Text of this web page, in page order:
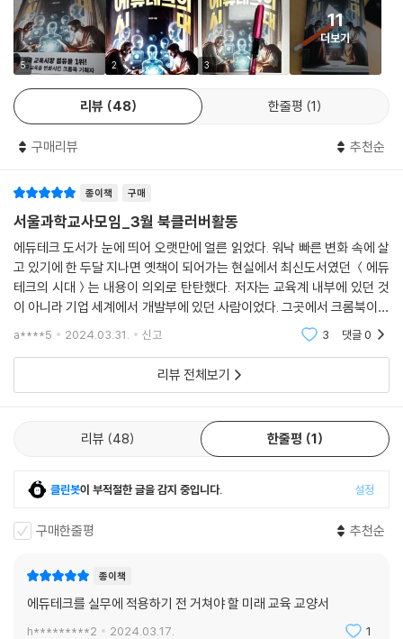
기술은 가치중립적이다. 기술 자체는 무언가를 선호하지도 않고, 특정한
방향을 추구하지도 않는다. 하지만 기술을 만들고 사용하는 인간은 그렇지
않다. 우리가 기술을 교육에 활용할 때 어떤 생각과 가치관으로 임하는가
는 매우 중요하다. 교육에 적용되는 기술은 학생들에게 무비판적으로 받아
들여지고 사용될 가능성이 크므로 더더욱 기술이 가지는 방향성을 잘 살펴
봐야 한다.
--- p.205
기술은 살아 있는 유기체와 같다. 경쟁력이 있는 기술은 스스로 살아남을
길을 찾아낸다. 기술이 교육에 사용될 길이 열리면서 앞으로는 지금보다
훨씬 더 다양한 기술이 학교로 들어올 것이다. 쉬운 기술이 중요하다는 건
이론의 여지가 없지만, 단지 편리하다는 이유로 또는 기능이 뛰어나다는
이유로 교육에 기술이 적용돼서는 안 된다. 철저하게 ‘교육의 목적’에 기여
하는 기술이라야 한다.
--- p.217
기업은 효율성과 생산성을 최고의 가치로 여긴다. 그래서 효율성과 생산성
을 높이는 기술을 적극적으로 도입하고 받아들였다. 교육 현장은 이와 달
라야 한다. 좀 더 고민하고 좀 더 선별하여 꼭 필요한 기술을 찾아내고 적용
해야 한다. 효율성과 생산성이 아니라 ‘사람을 길러내는 일’에 사용되는 기
--- p.218
교육을 위해 개발되고 적용되는 기술 역시 무엇보다 현재 교육이 지향하는
교육의 궁극적인 방향성에 기여하는 것을 첫 번째 목적으로 삼아야 한다.
--- p.226
기술은 교육의 목적을 이루기 위한 수단이다
이 책에서는 교육에 기술을 적용하는 과정 전반에 걸쳐 큰 방향을 제시하
고 있다. 스마트 기기, 전자칠판, 다양한 소프트웨어 등 교육에 활용될 수
있는 기술적 요소들을 통틀어 ‘기술적 도구’라는 용어로 표현했다. 기술이
교육의 목적을 이루기 위한 수단임을 강조하고, 교사나 학생들이 주체적으
로 사용해야 하는 도구임을 표현하고 있다. 무엇보다 학교의 현실을 정확
『에듀테크의 시대』는 급변하는 기술, 특히 AI 환경에서 학교 교육과 테크
놀로지가 어떻게 상호작용하며 활용되어야 하는가에 대해 탁월한 분석과
날카로운 해법을 제시하고 있다. ‘교육적 기술은 무엇이며, 기술적 교육은
무엇인가’에 대한 통찰력이 필요한 대한민국 선생님과 효과적인 시스템 정
립과 구축이 필요한 교육부·청 및 에듀테크 기업 관계자들에게 진심으로
이 책을 추천한다.
- 정성윤 (前 대구 중앙중학교 교장, IB World School)
공교육 현장에서 교육혁신을 이끄는 저자가 제시하는 ‘교육과 기술 인사이
트’를 통해 미래 교육의 방향성을 생각할 수 있는 책이다. 이 책을 통해 학
대해 알아가고, 급변하는 교육 환경에서 앞으로 공교육이 나아가야 할 방
향에 대해 확실히 이해할 수 있다.
- 조기성 (서울 계성초등학교 교사)
5 2 3
11
더보기
리뷰 48 한줄평 1
구매리뷰 추천순
종이책 구매
서울과학교사모임_3월 북클러버활동
에듀테크 도서가 눈에 띄어 오랫만에 얼른 읽었다. 워낙 빠른 변화 속에 살
고 있기에 한 두달 지나면 옛책이 되어가는 현실에서 최신도서였던 ＜에듀
테크의 시대＞는 내용이 의외로 탄탄했다. 저자는 교육계 내부에 있던 것
이 아니라 기업 세계에서 개발부에 있던 사람이었다. 그곳에서 크롬북이라
는 구글의 교육용 기기 개발 과정에 관여하였다고는 하나 교육계 내부 사
a****5 2024.03.31. 신고 3 댓글0
리뷰 전체보기
리뷰 48 한줄평 1
클린봇이 부적절한 글을 감지 중입니다. 설정
구매한줄평 추천순
종이책
에듀테크를 실무에 적용하기 전 거쳐야 할 미래 교육 교양서
h*********2 2024.03.17. 1